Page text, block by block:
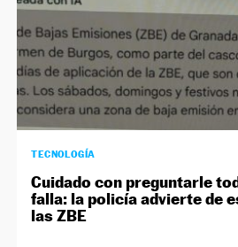
TECNOLOGÍA
Cuidado con preguntarle
falla: la policía advierte de
las ZBE